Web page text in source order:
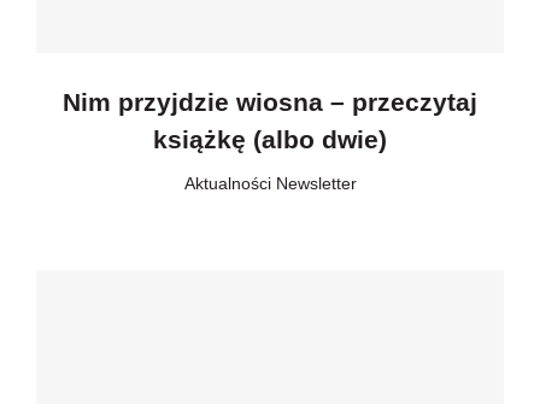
Nim przyjdzie wiosna – przeczytaj
książkę (albo dwie)
Aktualności, Newsletter